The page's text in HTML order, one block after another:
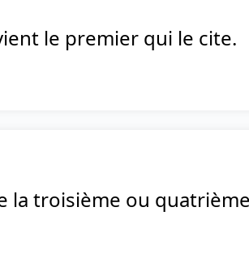
le premier qui le cite.
la troisième ou